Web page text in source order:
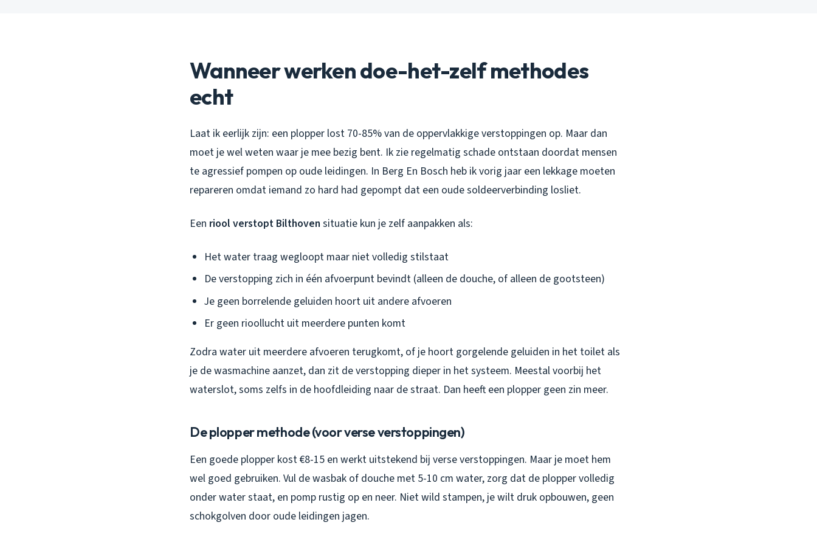
Wanneer werken doe-het-zelf methodes
echt
Laat ik eerlijk zijn: een plopper lost 70-85% van de oppervlakkige verstoppingen op. Maar dan
moet je wel weten waar je mee bezig bent. Ik zie regelmatig schade ontstaan doordat mensen
te agressief pompen op oude leidingen. In Berg En Bosch heb ik vorig jaar een lekkage moeten
repareren omdat iemand zo hard had gepompt dat een oude soldeerverbinding losliet.
Een riool verstopt Bilthoven situatie kun je zelf aanpakken als:
Het water traag wegloopt maar niet volledig stilstaat
De verstopping zich in één afvoerpunt bevindt (alleen de douche, of alleen de gootsteen)
Je geen borrelende geluiden hoort uit andere afvoeren
Er geen rioollucht uit meerdere punten komt
Zodra water uit meerdere afvoeren terugkomt, of je hoort gorgelende geluiden in het toilet als
je de wasmachine aanzet, dan zit de verstopping dieper in het systeem. Meestal voorbij het
waterslot, soms zelfs in de hoofdleiding naar de straat. Dan heeft een plopper geen zin meer.
De plopper methode (voor verse verstoppingen)
Een goede plopper kost €8-15 en werkt uitstekend bij verse verstoppingen. Maar je moet hem
wel goed gebruiken. Vul de wasbak of douche met 5-10 cm water, zorg dat de plopper volledig
onder water staat, en pomp rustig op en neer. Niet wild stampen, je wilt druk opbouwen, geen
schokgolven door oude leidingen jagen.